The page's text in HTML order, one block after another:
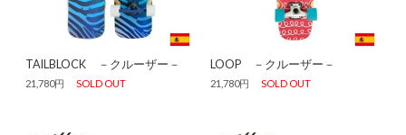
TAILBLOCK －クルーザー－
21,780円 SOLD OUT
LOOP －クルーザー－
21,780円 SOLD OUT